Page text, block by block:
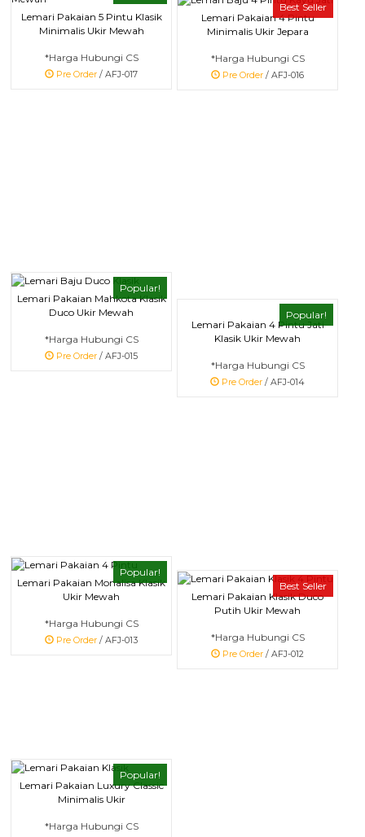
Lemari Pakaian 5 Pintu Klasik
Minimalis Ukir Mewah
*Harga Hubungi CS
Pre Order / AFJ-017
Best Seller
Lemari Pakaian 4 Pintu
Minimalis Ukir Jepara
*Harga Hubungi CS
Pre Order / AFJ-016
Popular!
Lemari Pakaian Mahkota Klasik
Duco Ukir Mewah
*Harga Hubungi CS
Pre Order / AFJ-015
Popular!
Lemari Pakaian 4 Pintu Jati
Klasik Ukir Mewah
*Harga Hubungi CS
Pre Order / AFJ-014
Popular!
Lemari Pakaian Monalisa Klasik
Ukir Mewah
*Harga Hubungi CS
Pre Order / AFJ-013
Best Seller
Lemari Pakaian Klasik Duco
Putih Ukir Mewah
*Harga Hubungi CS
Pre Order / AFJ-012
Popular!
Lemari Pakaian Luxury Classic
Minimalis Ukir
*Harga Hubungi CS